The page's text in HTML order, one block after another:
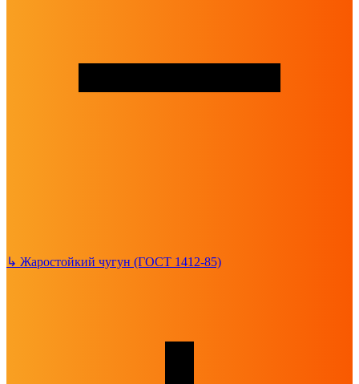
↳ Жаростойкий чугун (ГОСТ 1412-85)